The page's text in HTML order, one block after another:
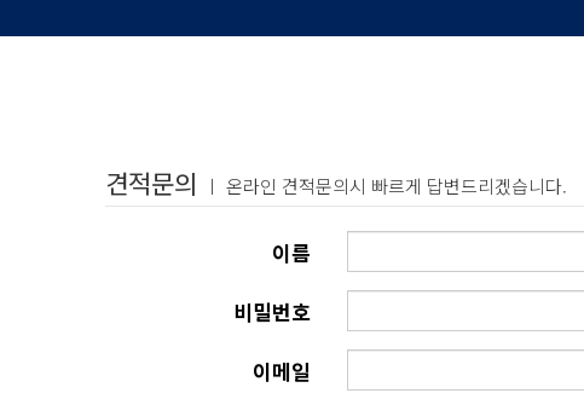
견적문의 ㅣ 온라인 견적문의시 빠르게 답변드리겠습니다.
이름
비밀번호
이메일